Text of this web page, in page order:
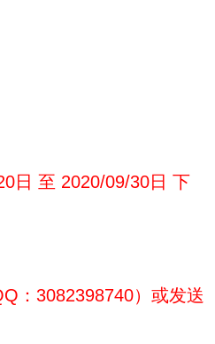
日 至 2020/09/30日 下
：3082398740）或发送